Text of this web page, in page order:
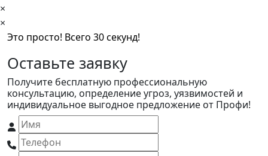
×
×
Это просто! Всего 30 секунд!
Оставьте заявку
Получите бесплатную профессиональную
консультацию, определение угроз, уязвимостей и
индивидуальное выгодное предложение от Профи!